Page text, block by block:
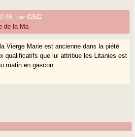
, parGSG
de la Ma
Vierge Marie est ancienne dans la piété
qualificatifs que lui attribue les Litanies est
matin en gascon .